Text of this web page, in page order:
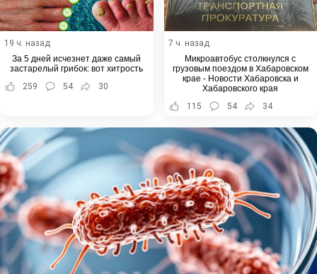
19 ч. назад
За 5 дней исчезнет даже самый
застарелый грибок: вот хитрость
259
54 30
7 ч. назад
Микроавтобус столкнулся с
грузовым поездом в Хабаровском
крае - Новости Хабаровска и
Хабаровского края
115
54 34